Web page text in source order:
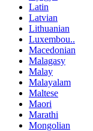
Latin
Latvian
Lithuanian
Luxembou..
Macedonian
Malagasy
Malay
Malayalam
Maltese
Maori
Marathi
Mongolian